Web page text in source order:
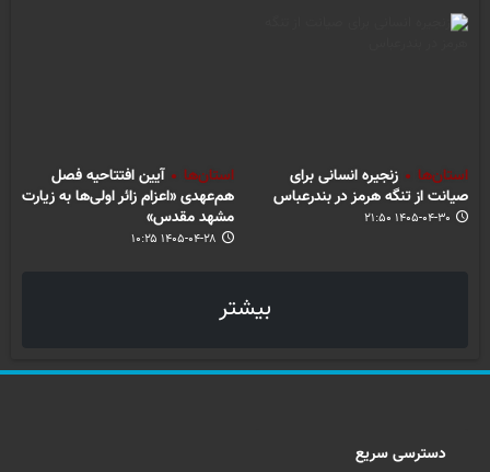
استان‌ها
زنجیره انسانی برای
صیانت از تنگه هرمز در بندرعباس
۱۴۰۵-۰۴-۳۰ ۲۱:۵۰
استان‌ها
آیین افتتاحیه فصل
هم‌عهدی «اعزام زائر اولی‌ها به زیارت
مشهد مقدس»
۱۴۰۵-۰۴-۲۸ ۱۰:۲۵
بیشتر
دسترسی سریع